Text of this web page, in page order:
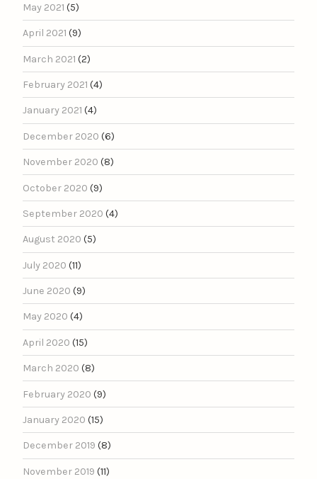
May 2021 (5)
April 2021 (9)
March 2021 (2)
February 2021 (4)
January 2021 (4)
December 2020 (6)
November 2020 (8)
October 2020 (9)
September 2020 (4)
August 2020 (5)
July 2020 (11)
June 2020 (9)
May 2020 (4)
April 2020 (15)
March 2020 (8)
February 2020 (9)
January 2020 (15)
December 2019 (8)
November 2019 (11)